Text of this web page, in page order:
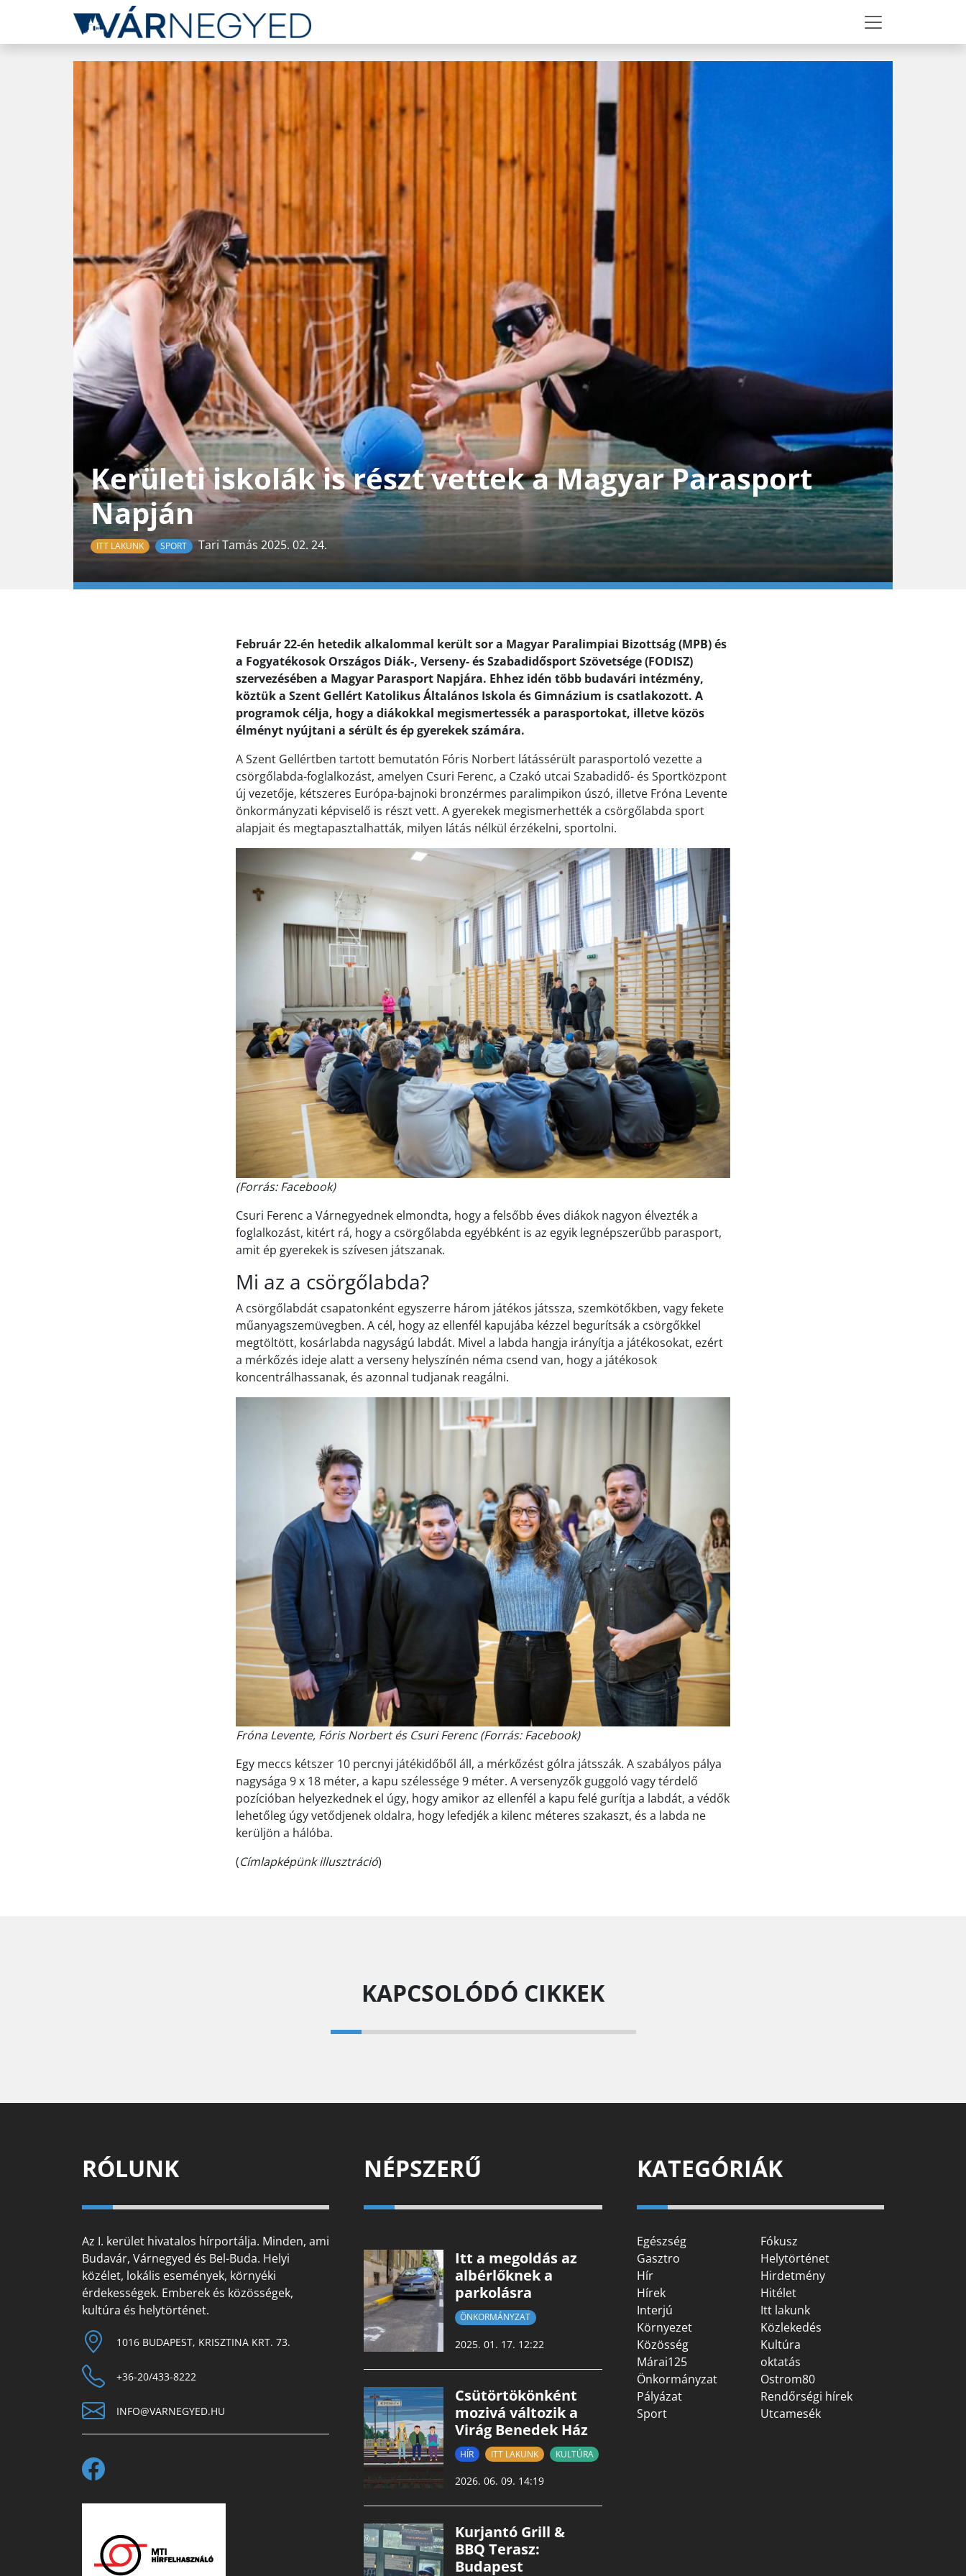
Kerületi iskolák is részt vettek a Magyar Parasport
Napján
ITT LAKUNK SPORT Tari Tamás 2025. 02. 24.
Február 22-én hetedik alkalommal került sor a Magyar Paralimpiai Bizottság (MPB) és
a Fogyatékosok Országos Diák-, Verseny- és Szabadidősport Szövetsége (FODISZ)
szervezésében a Magyar Parasport Napjára. Ehhez idén több budavári intézmény,
köztük a Szent Gellért Katolikus Általános Iskola és Gimnázium is csatlakozott. A
programok célja, hogy a diákokkal megismertessék a parasportokat, illetve közös
élményt nyújtani a sérült és ép gyerekek számára.
A Szent Gellértben tartott bemutatón Fóris Norbert látássérült parasportoló vezette a
csörgőlabda-foglalkozást, amelyen Csuri Ferenc, a Czakó utcai Szabadidő- és Sportközpont
új vezetője, kétszeres Európa-bajnoki bronzérmes paralimpikon úszó, illetve Fróna Levente
önkormányzati képviselő is részt vett. A gyerekek megismerhették a csörgőlabda sport
alapjait és megtapasztalhatták, milyen látás nélkül érzékelni, sportolni.
(Forrás: Facebook)
Csuri Ferenc a Várnegyednek elmondta, hogy a felsőbb éves diákok nagyon élvezték a
foglalkozást, kitért rá, hogy a csörgőlabda egyébként is az egyik legnépszerűbb parasport,
amit ép gyerekek is szívesen játszanak.
Mi az a csörgőlabda?
A csörgőlabdát csapatonként egyszerre három játékos játssza, szemkötőkben, vagy fekete
műanyagszemüvegben. A cél, hogy az ellenfél kapujába kézzel begurítsák a csörgőkkel
megtöltött, kosárlabda nagyságú labdát. Mivel a labda hangja irányítja a játékosokat, ezért
a mérkőzés ideje alatt a verseny helyszínén néma csend van, hogy a játékosok
koncentrálhassanak, és azonnal tudjanak reagálni.
Fróna Levente, Fóris Norbert és Csuri Ferenc (Forrás: Facebook)
Egy meccs kétszer 10 percnyi játékidőből áll, a mérkőzést gólra játsszák. A szabályos pálya
nagysága 9 x 18 méter, a kapu szélessége 9 méter. A versenyzők guggoló vagy térdelő
pozícióban helyezkednek el úgy, hogy amikor az ellenfél a kapu felé gurítja a labdát, a védők
lehetőleg úgy vetődjenek oldalra, hogy lefedjék a kilenc méteres szakaszt, és a labda ne
kerüljön a hálóba.
(Címlapképünk illusztráció)
KAPCSOLÓDÓ CIKKEK
RÓLUNK
Az I. kerület hivatalos hírportálja. Minden, ami
Budavár, Várnegyed és Bel-Buda. Helyi
közélet, lokális események, környéki
érdekességek. Emberek és közösségek,
kultúra és helytörténet.
1016 BUDAPEST, KRISZTINA KRT. 73.
+36-20/433-8222
INFO@VARNEGYED.HU
NÉPSZERŰ
Itt a megoldás az
albérlőknek a
parkolásra
ÖNKORMÁNYZAT
2025. 01. 17. 12:22
Csütörtökönként
mozivá változik a
Virág Benedek Ház
HÍR ITT LAKUNK KULTÚRA
2026. 06. 09. 14:19
Kurjantó Grill &
BBQ Terasz:
Budapest
KATEGÓRIÁK
Egészség
Fókusz
Gasztro
Helytörténet
Hír
Hirdetmény
Hírek
Hitélet
Interjú
Itt lakunk
Környezet
Közlekedés
Közösség
Kultúra
Márai125
oktatás
Önkormányzat
Ostrom80
Pályázat
Rendőrségi hírek
Sport
Utcamesék